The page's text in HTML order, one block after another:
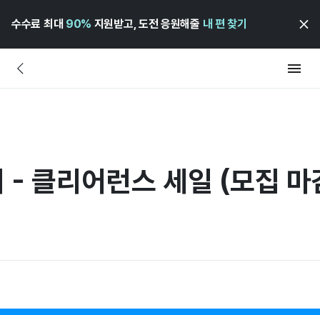
수수료 최대 90% 지원받고, 도전 응원해줄 내 편 찾기
클리어런스 세일 (모집 마